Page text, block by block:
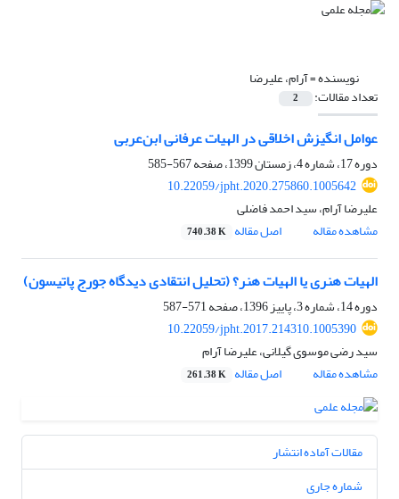
نویسنده =آرام، علیرضا
تعداد مقالات: 2
عوامل انگیزش اخلاقی در الهیات عرفانی ابن‌عربی
دوره 17، شماره 4، زمستان 1399، صفحه
567-585
10.22059/jpht.2020.275860.1005642
علیرضا آرام، سید احمد فاضلی
مشاهده مقاله
اصل مقاله 740.38 K
الهیات هنری یا الهیات هنر؟ (تحلیل انتقادی دیدگاه جورج پاتیسون)
دوره 14، شماره 3، پاییز 1396، صفحه
571-587
10.22059/jpht.2017.214310.1005390
سید رضی موسوی گیلانی، علیرضا آرام
مشاهده مقاله
اصل مقاله 261.38 K
مقالات آماده انتشار
شماره جاری